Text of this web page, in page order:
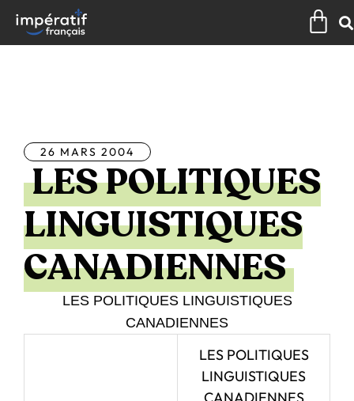
contenu
26 MARS 2004
LES POLITIQUES
LINGUISTIQUES
CANADIENNES
LES POLITIQUES LINGUISTIQUES
CANADIENNES
LES POLITIQUES
LINGUISTIQUES
CANADIENNES